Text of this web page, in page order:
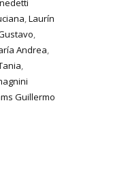
,Laurín
,
Andrea,
,
Guillermo